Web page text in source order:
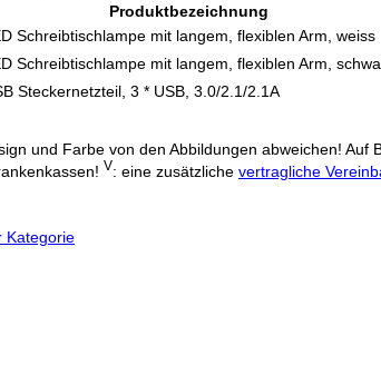
Produktbezeichnung
Schreibtischlampe mit langem, flexiblen Arm, weiss
Schreibtischlampe mit langem, flexiblen Arm,
Steckernetzteil, 3 * USB, 3.0/2.1/2.1A
und Farbe von den Abbildungen abweichen! Auf
V: eine zusätzliche vertragliche
Kategorie